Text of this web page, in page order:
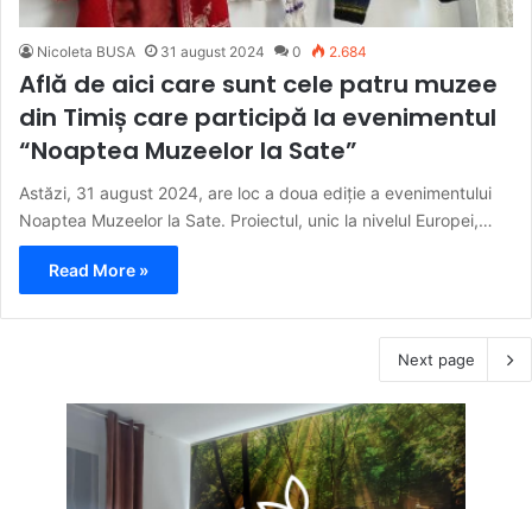
Nicoleta BUSA 31 august 2024 0 2.684
Află de aici care sunt cele patru muzee
din Timiș care participă la evenimentul
“Noaptea Muzeelor la Sate”
Astăzi, 31 august 2024, are loc a doua ediție a evenimentului
Noaptea Muzeelor la Sate. Proiectul, unic la nivelul Europei,…
Read More »
Next page